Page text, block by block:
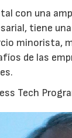
con una
tiene
minorista,
de las
Tech